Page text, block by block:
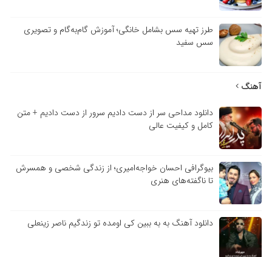
طرز تهیه سس بشامل خانگی؛ آموزش گام‌به‌گام و تصویری
سس سفید
آهنگ
دانلود مداحی سر از دست دادیم سرور از دست دادیم + متن
کامل و کیفیت عالی
بیوگرافی احسان خواجه‌امیری؛ از زندگی شخصی و همسرش
تا ناگفته‌های هنری
دانلود آهنگ به به ببین کی اومده تو زندگیم ناصر زینعلی